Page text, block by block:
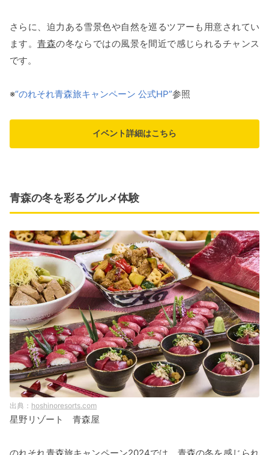
さらに、迫力ある雪景色や自然を巡るツアーも用意されてい
ます。青森の冬ならではの風景を間近で感じられるチャンス
です。
※“のれそれ青森旅キャンペーン 公式HP”参照
イベント詳細はこちら
青森の冬を彩るグルメ体験
hoshinoresorts.com
星野リゾート 青森屋
のれそれ青森旅キャンペーン2024では、 青森の冬を感じられ